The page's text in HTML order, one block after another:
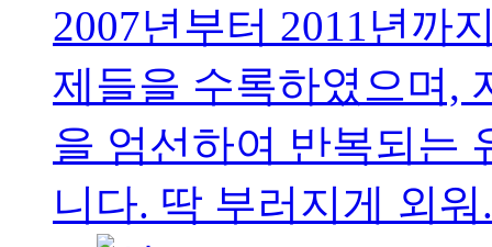
2007년부터 2011년까
제들을 수록하였으며,
을 엄선하여 반복되는
니다. 딱 부러지게 외워